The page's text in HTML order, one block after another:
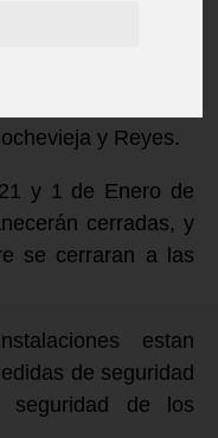
en la que nos
y Reyes.
y 1 de Enero de
cerradas, y
se cerraran a las
estan
de seguridad
de los